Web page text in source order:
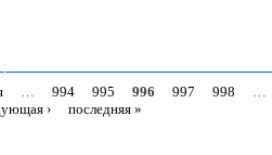
994 995 996 997 998
›
последняя »